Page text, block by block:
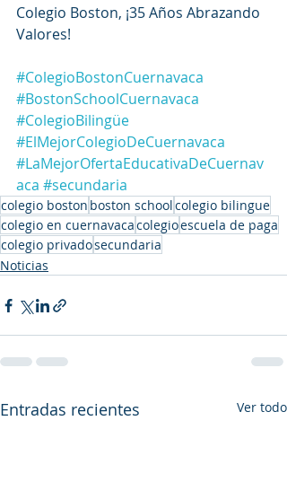
Colegio Boston, ¡35 Años Abrazando
Valores!
#ColegioBostonCuernavaca
#BostonSchoolCuernavaca
#ColegioBilingüe
#ElMejorColegioDeCuernavaca
#LaMejorOfertaEducativaDeCuernav
aca #secundaria
colegio boston boston schoolcolegio bilingue
colegio en cuernavacacolegioescuela de paga
colegio privadosecundaria
Noticias
Entradas recientes Ver todo